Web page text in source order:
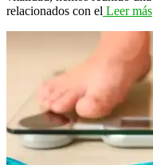
relacionados con el Leer más